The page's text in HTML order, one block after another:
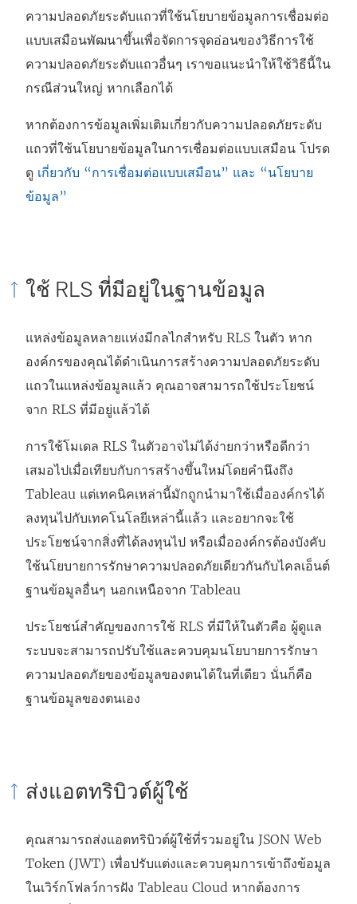
ความปลอดภัยระดับแถวที่ใช้นโยบายข้อมูลการเชื่อมต่อ
แบบเสมือนพัฒนาขึ้นเพื่อจัดการจุดอ่อนของวิธีการใช้
ความปลอดภัยระดับแถวอื่นๆ เราขอแนะนำให้ใช้วิธีนี้ใน
กรณีส่วนใหญ่ หากเลือกได้
หากต้องการข้อมูลเพิ่มเติมเกี่ยวกับความปลอดภัยระดับ
แถวที่ใช้นโยบายข้อมูลในการเชื่อมต่อแบบเสมือน โปรด
ดู เกี่ยวกับ “การเชื่อมต่อแบบเสมือน” และ “นโยบาย
ข้อมูล”
ใช้ RLS ที่มีอยู่ในฐานข้อมูล
แหล่งข้อมูลหลายแห่งมีกลไกสำหรับ RLS ในตัว หาก
องค์กรของคุณได้ดำเนินการสร้างความปลอดภัยระดับ
แถวในแหล่งข้อมูลแล้ว คุณอาจสามารถใช้ประโยชน์
จาก RLS ที่มีอยู่แล้วได้
การใช้โมเดล RLS ในตัวอาจไม่ได้ง่ายกว่าหรือดีกว่า
เสมอไปเมื่อเทียบกับการสร้างขึ้นใหม่โดยคำนึงถึง
Tableau แต่เทคนิคเหล่านี้มักถูกนำมาใช้เมื่อองค์กรได้
ลงทุนไปกับเทคโนโลยีเหล่านี้แล้ว และอยากจะใช้
ประโยชน์จากสิ่งที่ได้ลงทุนไป หรือเมื่อองค์กรต้องบังคับ
ใช้นโยบายการรักษาความปลอดภัยเดียวกันกับไคลเอ็นต์
ฐานข้อมูลอื่นๆ นอกเหนือจาก Tableau
ประโยชน์สำคัญของการใช้ RLS ที่มีให้ในตัวคือ ผู้ดูแล
ระบบจะสามารถปรับใช้และควบคุมนโยบายการรักษา
ความปลอดภัยของข้อมูลของตนได้ในที่เดียว นั่นก็คือ
ฐานข้อมูลของตนเอง
ส่งแอตทริบิวต์ผู้ใช้
คุณสามารถส่งแอตทริบิวต์ผู้ใช้ที่รวมอยู่ใน JSON Web
Token (JWT) เพื่อปรับแต่งและควบคุมการเข้าถึงข้อมูล
ในเวิร์กโฟลว์การฝัง Tableau Cloud หากต้องการ